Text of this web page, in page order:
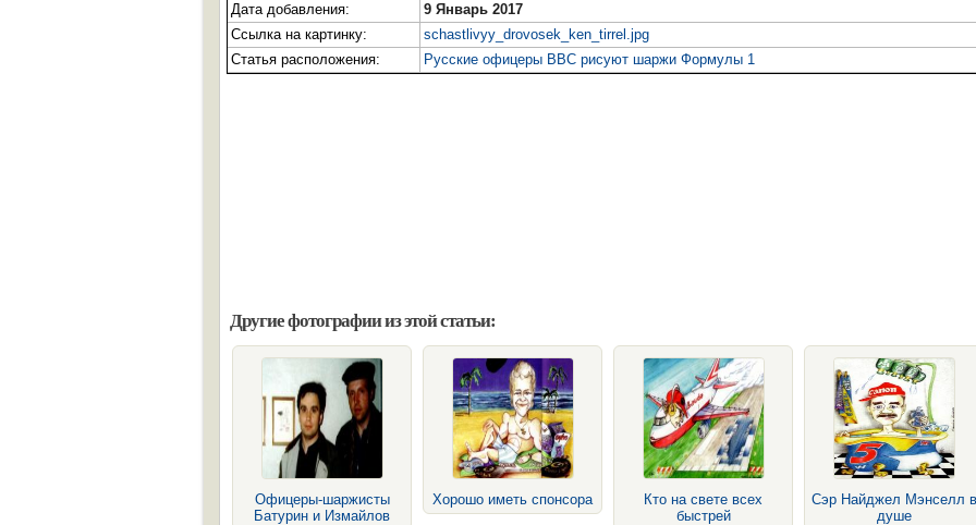
Дата добавления:
9 Январь 2017
Ссылка на картинку:
schastlivyy_drovosek_ken_tirrel.jpg
Статья расположения:
Русские офицеры ВВС рисуют шаржи Формулы 1
Другие фотографии из этой статьи:
Офицеры-шаржисты
Батурин и Измайлов
Хорошо иметь спонсора
Кто на свете всех
быстрей
Сэр Найджел Мэнселл в
душе